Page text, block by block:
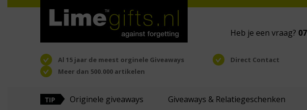
Heb je een vraag?
Al 15 jaar de meest orginele Giveaways Direct Contact
Meer dan 500.000 artikelen
Originele giveaways Giveaways & Relatiegeschenken